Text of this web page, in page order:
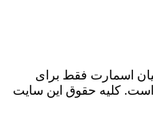
اسمارت فقط برای
است. کليه حقوق اين سايت